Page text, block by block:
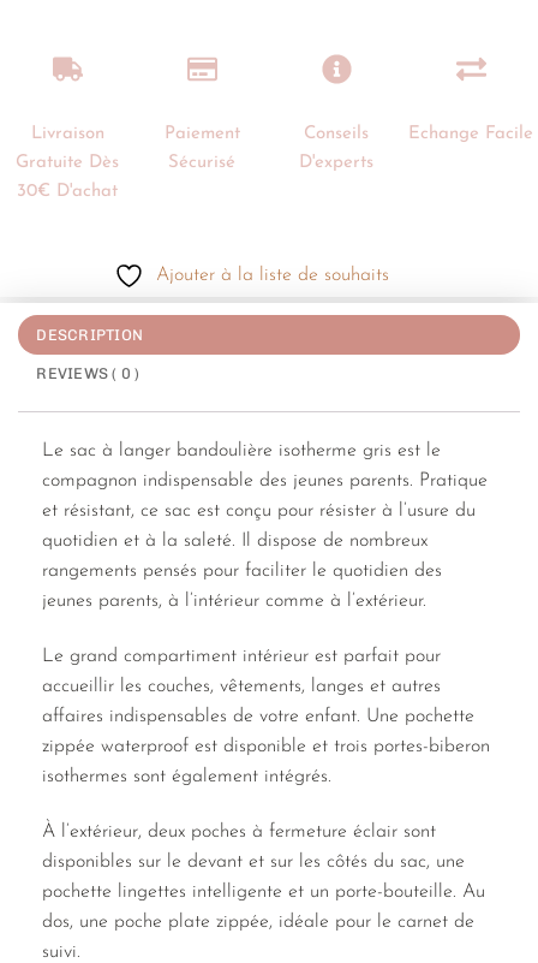
Livraison
Gratuite Dès
30€ D'achat
Paiement
Sécurisé
Conseils
D'experts
Echange Facile
Ajouter à la liste de souhaits
DESCRIPTION
REVIEWS ( 0 )
Le sac à langer bandoulière isotherme gris est le
compagnon indispensable des jeunes parents. Pratique
et résistant, ce sac est conçu pour résister à l’usure du
quotidien et à la saleté. Il dispose de nombreux
rangements pensés pour faciliter le quotidien des
jeunes parents, à l’intérieur comme à l’extérieur.
Le grand compartiment intérieur est parfait pour
accueillir les couches, vêtements, langes et autres
affaires indispensables de votre enfant. Une pochette
zippée waterproof est disponible et trois portes-biberon
isothermes sont également intégrés.
À l’extérieur, deux poches à fermeture éclair sont
disponibles sur le devant et sur les côtés du sac, une
pochette lingettes intelligente et un porte-bouteille. Au
dos, une poche plate zippée, idéale pour le carnet de
suivi.